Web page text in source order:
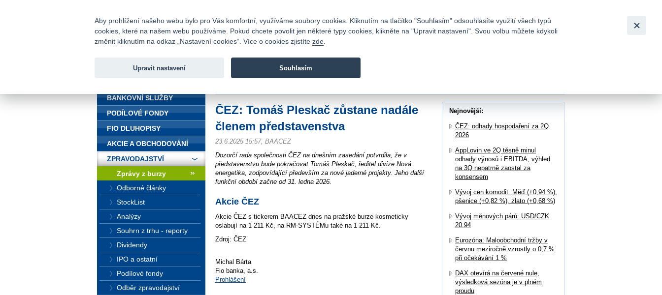
Fio banka
Fio banka je moderní česká banka. Poskytuje účty bez poplatků a
ČEZ: Tomáš Pleskač zůstane nadále
členem představenstva
23.6.2025 15:57, BAACEZ
Dozorčí rada společnosti ČEZ na dnešním zasedání potvrdila, že v
představenstvu bude pokračovat Tomáš Pleskač, ředitel divize Nová
energetika, zodpovídající především za nové jaderné projekty. Jeho další
funkční období začne od 31. ledna 2026.
Akcie ČEZ
Akcie ČEZ s tickerem BAACEZ dnes na pražské burze kosmeticky
oslabují na 1 211 Kč, na RM-SYSTÉMu také na 1 211 Kč.
Zdroj: ČEZ
Michal Bárta
Fio banka, a.s.
Prohlášení
Nejnovější:
ČEZ: odhady hospodaření za 2Q
2026
AppLovin ve 2Q těsně minul
odhady výnosů i EBITDA, výhled
na 3Q nepatrně zaostal za
konsensem
Vývoj cen komodit: Měď (+0,94 %),
pšenice (+0,82 %), zlato (+0,68 %)
Vývoj měnových párů: USD/CZK
20,94
Eurozóna: Maloobchodní tržby v
červnu meziročně vzrostly o 0,7 %
při očekávání 1 %
DAX otevírá na červené nule,
výsledková sezóna je v plném
proudu
BANKOVNÍ SLUŽBY
PODÍLOVÉ FONDY
FIO DLUHOPISY
AKCIE A OBCHODOVÁNÍ
ZPRAVODAJSTVÍ
Zprávy z burzy
Odborné články
StockList
Analýzy
Souhrn z trhu - reporty
Dividendy
IPO a ostatní
Podílové fondy
Odběr zpravodajství
Aby prohlížení našeho webu bylo pro Vás komfortní, využíváme soubory cookies. Kliknutím na tlačítko "Souhlasím" odsouhlasíte využití všech typů
cookies, které na našem webu používáme. Pokud chcete povolit jen některé typy cookies, klikněte na "Upravit nastavení". Svou volbu můžete kdykoli
změnit kliknutím na odkaz „Nastavení cookies“. Více o cookies zjistíte zde
Upravit nastavení Souhlasím